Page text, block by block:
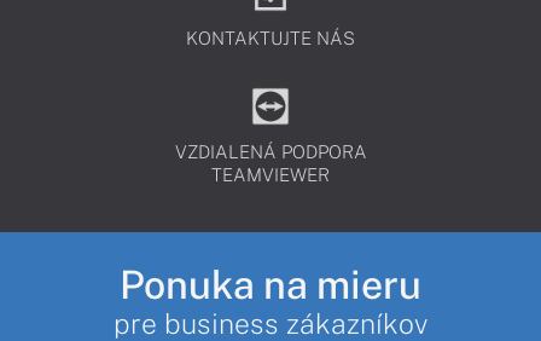
KONTAKTUJTE NÁS
VZDIALENÁ PODPORA
TEAMVIEWER
Ponuka na mieru
pre business zákazníkov